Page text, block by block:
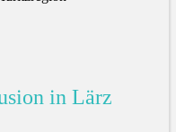
in Lärz